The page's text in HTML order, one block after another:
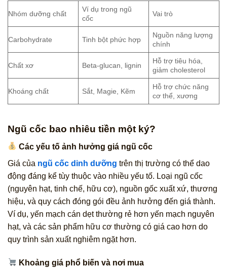
Nhóm dưỡng chất
Ví dụ trong ngũ
cốc
Vai trò
Carbohydrate Tinh bột phức hợp
Nguồn năng lượng
chính
Chất xơ Beta-glucan, lignin
Hỗ trợ tiêu hóa,
giảm cholesterol
Khoáng chất Sắt, Magie, Kẽm
Hỗ trợ chức năng
cơ thể, xương
Ngũ cốc bao nhiêu tiền một ký?
Các yếu tố ảnh hưởng giá ngũ cốc
Giá của ngũ cốc dinh dưỡng trên thị trường có thể dao
động đáng kể tùy thuộc vào nhiều yếu tố. Loại ngũ cốc
(nguyên hạt, tinh chế, hữu cơ), nguồn gốc xuất xứ, thương
hiệu, và quy cách đóng gói đều ảnh hưởng đến giá thành.
Ví dụ, yến mạch cán dẹt thường rẻ hơn yến mạch nguyên
hạt, và các sản phẩm hữu cơ thường có giá cao hơn do
quy trình sản xuất nghiêm ngặt hơn.
Khoảng giá phổ biến và nơi mua